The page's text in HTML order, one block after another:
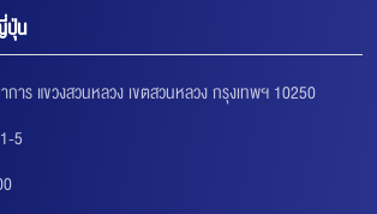
ปุ่น
ร แขวงสวนหลวง เขตสวนหลวง กรุงเทพฯ 10250
5